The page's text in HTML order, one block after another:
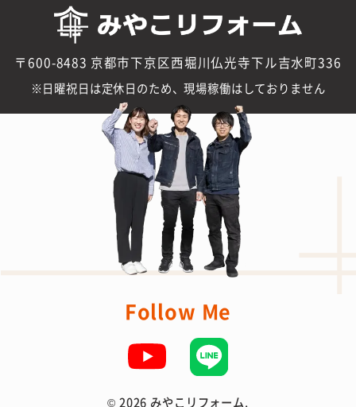
〒600-8483 京都市下京区西堀川仏光寺下ル吉水町336
日曜祝日は定休日のため、現場稼働はしておりません
Follow Me
© 2026 みやこリフォーム.